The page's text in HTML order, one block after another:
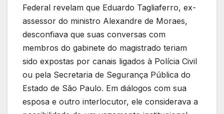
Federal revelam que Eduardo Tagliaferro, ex-
assessor do ministro Alexandre de Moraes,
desconfiava que suas conversas com
membros do gabinete do magistrado teriam
sido expostas por canais ligados à Polícia Civil
ou pela Secretaria de Segurança Pública do
Estado de São Paulo. Em diálogos com sua
esposa e outro interlocutor, ele considerava a